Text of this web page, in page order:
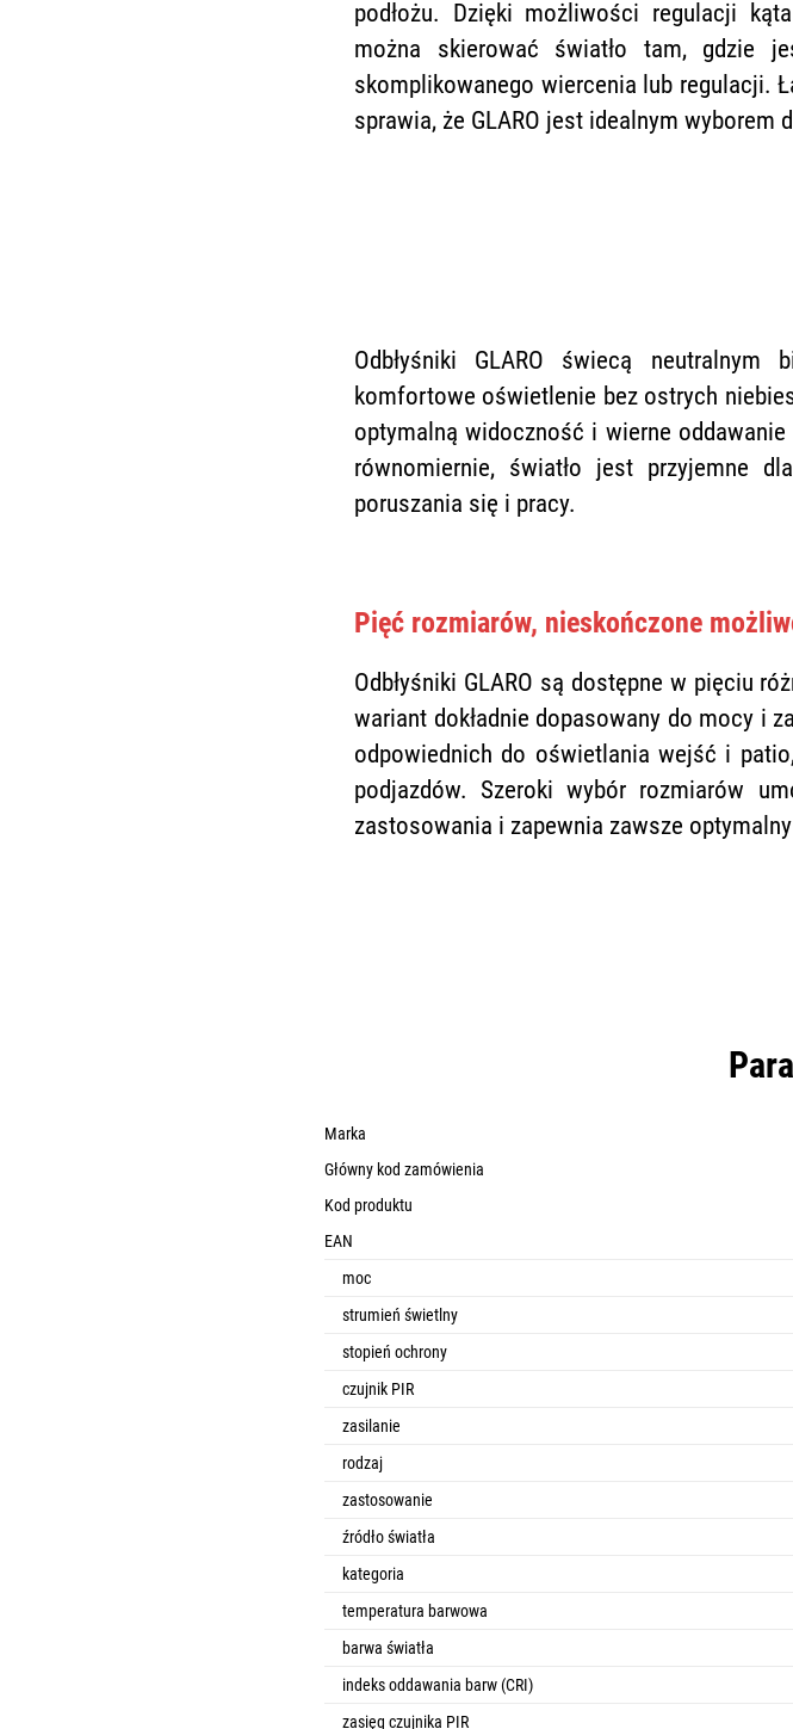
podłożu. Dzięki możliwości regulacji
można skierować światło tam, gdzie
skomplikowanego wiercenia lub regulacji.
sprawia, że GLARO jest idealnym wyborem
Odbłyśniki GLARO świecą
komfortowe oświetlenie bez ostrych
optymalną widoczność i wierne
równomiernie, światło jest przyjemne
poruszania się i pracy.
Pięć rozmiarów, nieskończone
Odbłyśniki GLARO są dostępne w pięciu
wariant dokładnie dopasowany do mocy i
odpowiednich do oświetlania wejść i
podjazdów. Szeroki wybór rozmiarów
zastosowania i zapewnia zawsze
Marka
Główny kod zamówienia
Kod produktu
EAN
moc
strumień świetlny
stopień ochrony
czujnik PIR
zasilanie
rodzaj
zastosowanie
źródło światła
kategoria
temperatura barwowa
barwa światła
indeks oddawania barw (CRI)
zasięg czujnika PIR